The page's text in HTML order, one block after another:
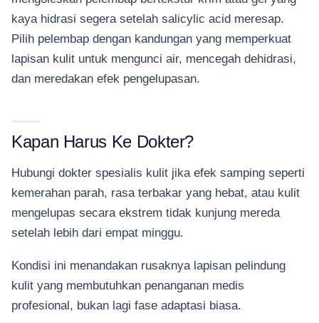
kaya hidrasi segera setelah salicylic acid meresap.
Pilih pelembap dengan kandungan yang memperkuat
lapisan kulit untuk mengunci air, mencegah dehidrasi,
dan meredakan efek pengelupasan.
Kapan Harus Ke Dokter?
Hubungi dokter spesialis kulit jika efek samping seperti
kemerahan parah, rasa terbakar yang hebat, atau kulit
mengelupas secara ekstrem tidak kunjung mereda
setelah lebih dari empat minggu.
Kondisi ini menandakan rusaknya lapisan pelindung
kulit yang membutuhkan penanganan medis
profesional, bukan lagi fase adaptasi biasa.